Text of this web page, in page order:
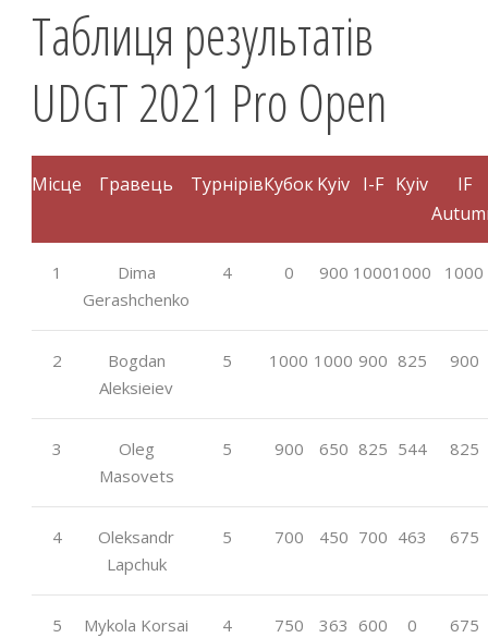
Таблиця результатів
UDGT 2021 Pro Open
Місце Гравець ТурнірівКубокKyiv I-F Kyiv
IF
1
Dima
Gerashchenko
4 0 900 10001000 1000
2
Bogdan
Aleksieiev
5 1000 1000 900 825 900
3
Oleg
Masovets
5 900 650 825 544 825
4
Oleksandr
Lapchuk
5 700 450 700 463 675
5 Mykola Korsai 4 750 363 600 0 675